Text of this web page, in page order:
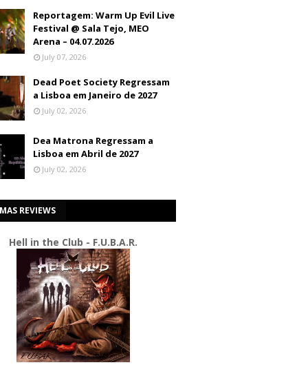
Reportagem: Warm Up Evil Live
Festival @ Sala Tejo, MEO
Arena – 04.07.2026
July 07, 2026
Dead Poet Society Regressam
a Lisboa em Janeiro de 2027
July 02, 2026
Dea Matrona Regressam a
Lisboa em Abril de 2027
July 02, 2026
REVIEWS
Hell in the Club - F.U.B.A.R.